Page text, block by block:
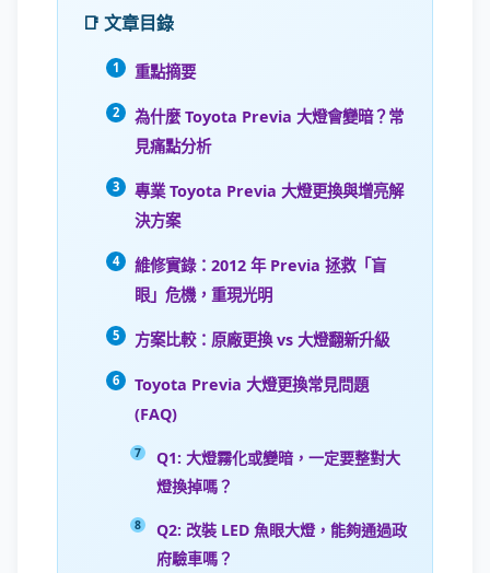
📑 文章目錄
重點摘要
為什麼 Toyota Previa 大燈會變暗？常
見痛點分析
專業 Toyota Previa 大燈更換與增亮解
決方案
維修實錄：2012 年 Previa 拯救「盲
眼」危機，重現光明
方案比較：原廠更換 vs 大燈翻新升級
Toyota Previa 大燈更換常見問題
(FAQ)
Q1: 大燈霧化或變暗，一定要整對大
燈換掉嗎？
Q2: 改裝 LED 魚眼大燈，能夠通過政
府驗車嗎？